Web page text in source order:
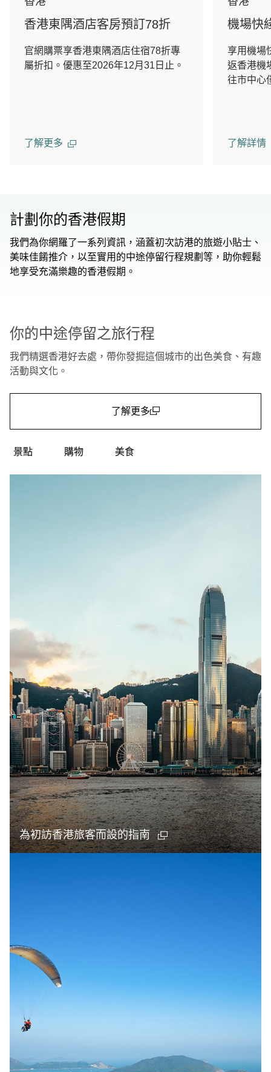
香港東隅酒店客房預訂78折
官網購票享香港東隅酒店住宿78折專
屬折扣。優惠至2026年12月31日止。
了解更多
機場快
享用機場
返香港機
往市中心
了解詳情
計劃你的香港假期
我們為你網羅了一系列資訊，涵蓋初次訪港的旅遊小貼士、
美味佳餚推介，以至實用的中途停留行程規劃等，助你輕鬆
地享受充滿樂趣的香港假期。
你的中途停留之旅行程
我們精選香港好去處，帶你發掘這個城市的出色美食、有趣
活動與文化。
了解更多
景點 購物 美食
為初訪香港旅客而設的指南